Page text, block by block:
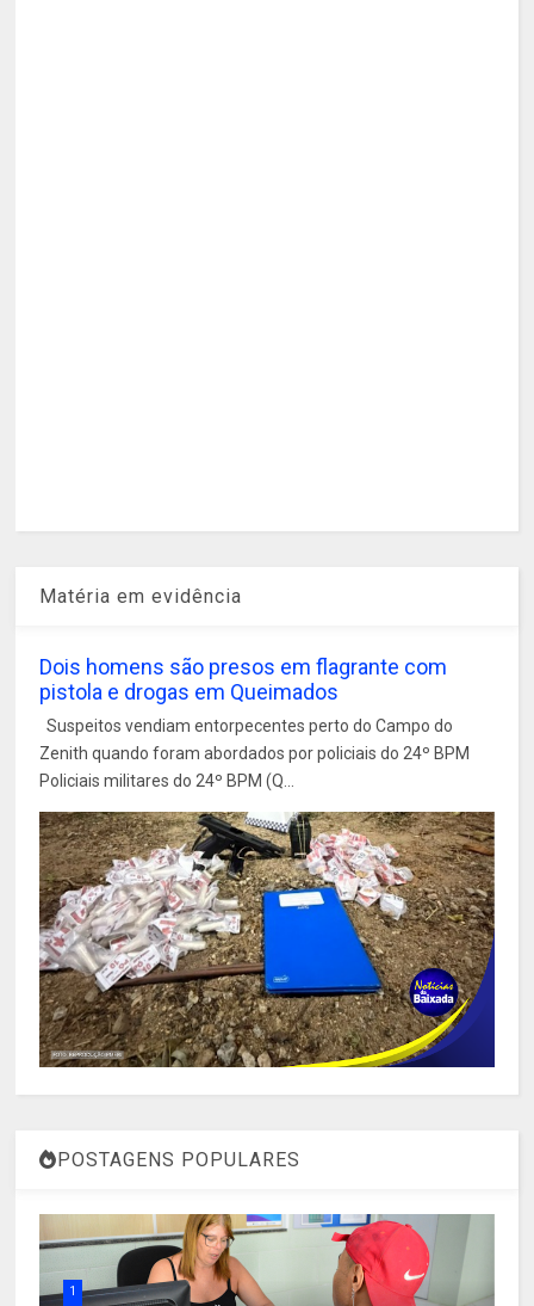
Matéria em evidência
Dois homens são presos em flagrante com
pistola e drogas em Queimados
Suspeitos vendiam entorpecentes perto do Campo do
Zenith quando foram abordados por policiais do 24º BPM
Policiais militares do 24º BPM (Q...
POSTAGENS POPULARES
1